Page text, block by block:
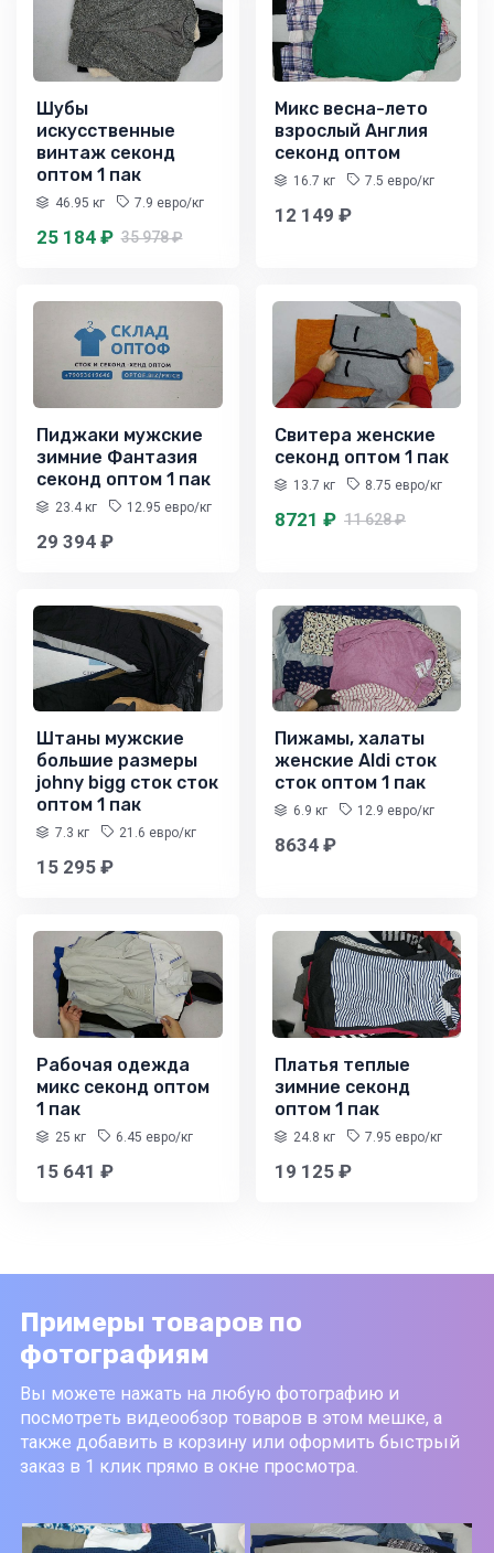
Шубы
искусственные
винтаж секонд
оптом 1 пак
46.95 кг 7.9 евро/кг
25 184 ₽ 35 978 ₽
Микс весна-лето
взрослый Англия
секонд оптом
16.7 кг 7.5 евро/кг
12 149 ₽
Пиджаки мужские
зимние Фантазия
секонд оптом 1 пак
23.4 кг 12.95 евро/кг
29 394 ₽
Свитера женские
секонд оптом 1 пак
13.7 кг 8.75 евро/кг
8721 ₽ 11 628 ₽
Штаны мужские
большие размеры
johny bigg сток сток
оптом 1 пак
7.3 кг 21.6 евро/кг
15 295 ₽
Пижамы, халаты
женские Aldi сток
сток оптом 1 пак
6.9 кг 12.9 евро/кг
8634 ₽
Рабочая одежда
микс секонд оптом
1 пак
25 кг 6.45 евро/кг
15 641 ₽
Платья теплые
зимние секонд
оптом 1 пак
24.8 кг 7.95 евро/кг
19 125 ₽
Примеры товаров по
фотографиям
Вы можете нажать на любую фотографию и
посмотреть видеообзор товаров в этом мешке, а
также добавить в корзину или оформить быстрый
заказ в 1 клик прямо в окне просмотра.